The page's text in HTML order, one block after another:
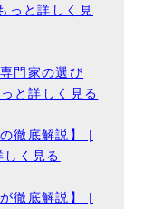
っと詳しく見
門家の選び
と詳しく見る
徹底解説】 |
しく見る
徹底解説】 |